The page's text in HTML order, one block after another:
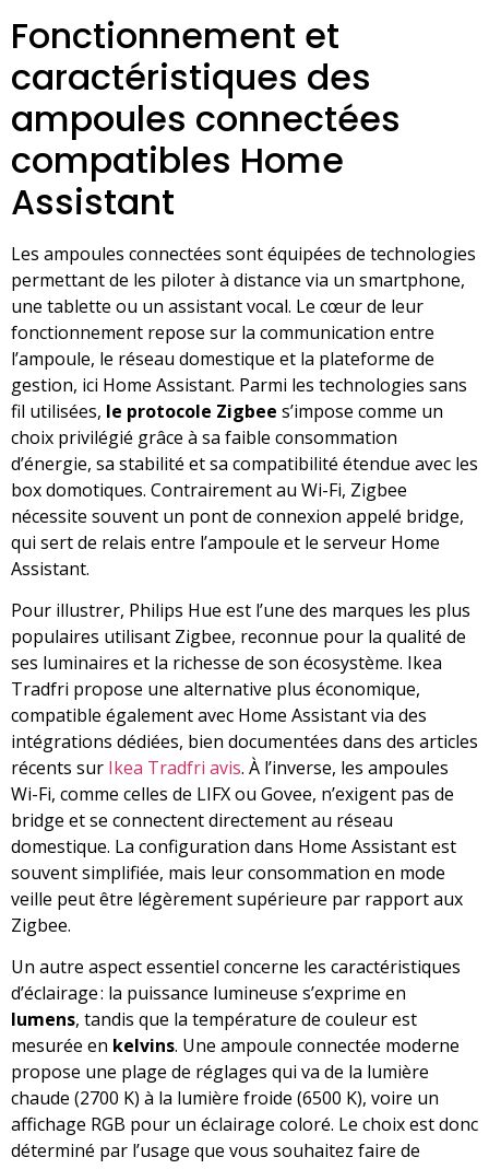
Fonctionnement et
caractéristiques des
ampoules connectées
compatibles Home
Assistant
Les ampoules connectées sont équipées de technologies
permettant de les piloter à distance via un smartphone,
une tablette ou un assistant vocal. Le cœur de leur
fonctionnement repose sur la communication entre
l’ampoule, le réseau domestique et la plateforme de
gestion, ici Home Assistant. Parmi les technologies sans
fil utilisées, le protocole Zigbee s’impose comme un
choix privilégié grâce à sa faible consommation
d’énergie, sa stabilité et sa compatibilité étendue avec les
box domotiques. Contrairement au Wi-Fi, Zigbee
nécessite souvent un pont de connexion appelé bridge,
qui sert de relais entre l’ampoule et le serveur Home
Assistant.
Pour illustrer, Philips Hue est l’une des marques les plus
populaires utilisant Zigbee, reconnue pour la qualité de
ses luminaires et la richesse de son écosystème. Ikea
Tradfri propose une alternative plus économique,
compatible également avec Home Assistant via des
intégrations dédiées, bien documentées dans des articles
récents sur Ikea Tradfri avis. À l’inverse, les ampoules
Wi-Fi, comme celles de LIFX ou Govee, n’exigent pas de
bridge et se connectent directement au réseau
domestique. La configuration dans Home Assistant est
souvent simplifiée, mais leur consommation en mode
veille peut être légèrement supérieure par rapport aux
Zigbee.
Un autre aspect essentiel concerne les caractéristiques
d’éclairage : la puissance lumineuse s’exprime en
lumens, tandis que la température de couleur est
mesurée en kelvins. Une ampoule connectée moderne
propose une plage de réglages qui va de la lumière
chaude (2700 K) à la lumière froide (6500 K), voire un
affichage RGB pour un éclairage coloré. Le choix est donc
déterminé par l’usage que vous souhaitez faire de